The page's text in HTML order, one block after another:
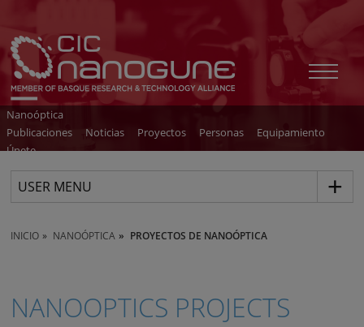
Nanoóptica
Publicaciones
Noticias Proyectos Personas
Equipamiento
Únete
USER MENU
INICIO NANOÓPTICA PROYECTOS DE NANOÓPTICA
NANOOPTICS PROJECTS